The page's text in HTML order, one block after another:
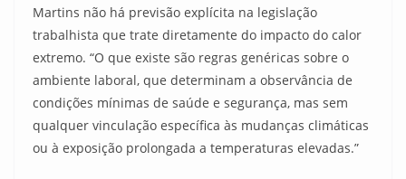
Martins não há previsão explícita na legislação
trabalhista que trate diretamente do impacto do calor
extremo. “O que existe são regras genéricas sobre o
ambiente laboral, que determinam a observância de
condições mínimas de saúde e segurança, mas sem
qualquer vinculação específica às mudanças climáticas
ou à exposição prolongada a temperaturas elevadas.”